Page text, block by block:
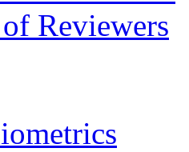
Reviewers